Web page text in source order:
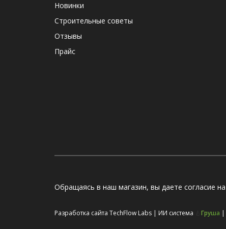
Новинки
Строительные советы
Отзывы
Прайс
Обращаясь в наш магазин, вы даете согласие на
Разработка сайта TechFlow Labs | ИИ система Груша |